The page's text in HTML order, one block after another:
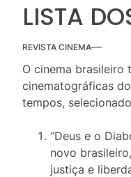
LISTA
REVISTA CINEMA
O cinema brasileiro
cinematográficas
tempos,
“Deus e o
novo
justiça e